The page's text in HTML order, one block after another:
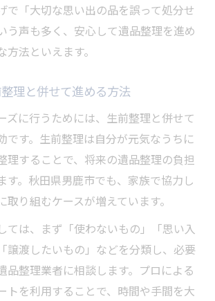
で「大切な思い出の品を誤って処分せ
う声も多く、安心して遺品整理を進め
法といえます。
理と併せて進める方法
ズに行うためには、生前整理と併せて
です。生前整理は自分が元気なうちに
理することで、将来の遺品整理の負担
す。秋田県男鹿市でも、家族で協力し
り組むケースが増えています。
ては、まず「使わないもの」「思い入
譲渡したいもの」などを分類し、必要
品整理業者に相談します。プロによる
トを利用することで、時間や手間を大